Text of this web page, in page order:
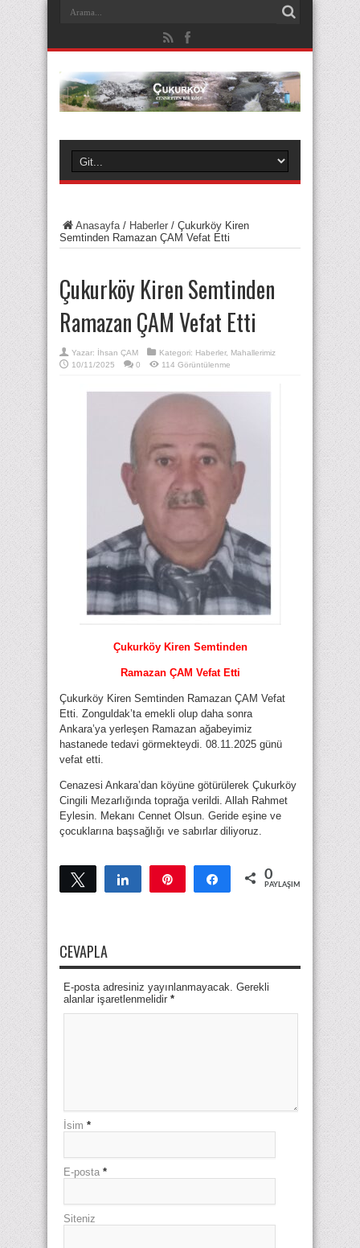
Anasayfa/ Haberler / Çukurköy Kiren
Semtinden Ramazan ÇAM Vefat Etti
Çukurköy Kiren Semtinden
Ramazan ÇAM Vefat Etti
Yazar: İhsan ÇAM Kategori: Haberler, Mahallerimiz
10/11/2025
0 114 Görüntülenme
Çukurköy Kiren Semtinden
Ramazan ÇAM Vefat Etti
Çukurköy Kiren Semtinden Ramazan ÇAM Vefat
Etti. Zonguldak’ta emekli olup daha sonra
Ankara’ya yerleşen Ramazan ağabeyimiz
hastanede tedavi görmekteydi. 08.11.2025 günü
vefat etti.
Cenazesi Ankara’dan köyüne götürülerek Çukurköy
Cingili Mezarlığında toprağa verildi. Allah Rahmet
Eylesin. Mekanı Cennet Olsun. Geride eşine ve
çocuklarına başsağlığı ve sabırlar diliyoruz.
Tweetle Paylaş Paylaş 0
PAYLAŞIMLAR
CEVAPLA
E-posta adresiniz yayınlanmayacak. Gerekli
alanlar işaretlenmelidir *
İsim *
E-posta *
Siteniz